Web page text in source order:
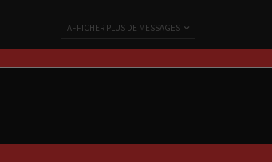
AFFICHER PLUS DE MESSAGES